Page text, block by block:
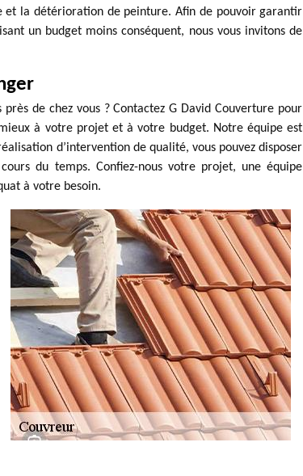
et la détérioration de peinture. Afin de pouvoir garantir
un budget moins conséquent, nous vous invitons de
de chez vous ? Contactez G David Couverture pour
à votre projet et à votre budget. Notre équipe est
d’intervention de qualité, vous pouvez disposer
du temps. Confiez-nous votre projet, une équipe
à votre besoin.